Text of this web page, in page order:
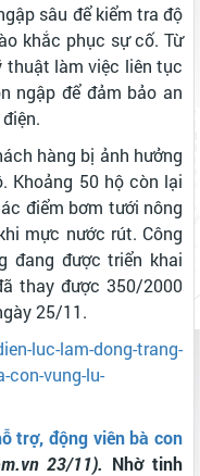
sâu để kiểm tra độ
khắc phục sự cố. Từ
thuật làm việc liên tục
ngập để đảm bảo an
hàng bị ảnh hưởng
Khoảng 50 hộ còn lại
điểm bơm tưới nông
mực nước rút. Công
đang được triển khai
thay được 350/2000
25/11.
luc-lam-dong-trang-
con-vung-lu-
trợ, động viên bà con
23/11). Nhờ tinh